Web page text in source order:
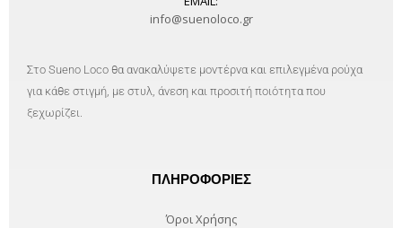
info@suenoloco.gr
Στο Sueno Loco θα ανακαλύψετε μοντέρνα και επιλεγμένα ρούχα
για κάθε στιγμή, με στυλ, άνεση και προσιτή ποιότητα που
ξεχωρίζει.
ΠΛΗΡΟΦΟΡΊΕΣ
Όροι Χρήσης